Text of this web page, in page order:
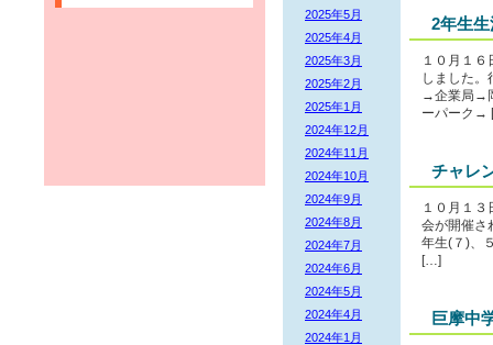
2025年5月
2025年4月
2025年3月
2025年2月
2025年1月
2024年12月
2024年11月
2024年10月
2024年9月
2024年8月
2024年7月
2024年6月
2024年5月
2024年4月
2024年1月
2年生
１０月１
しました
→企業局→
ーパーク→
チャレ
１０月１
会が開催さ
年生(７)、
[…]
巨摩中